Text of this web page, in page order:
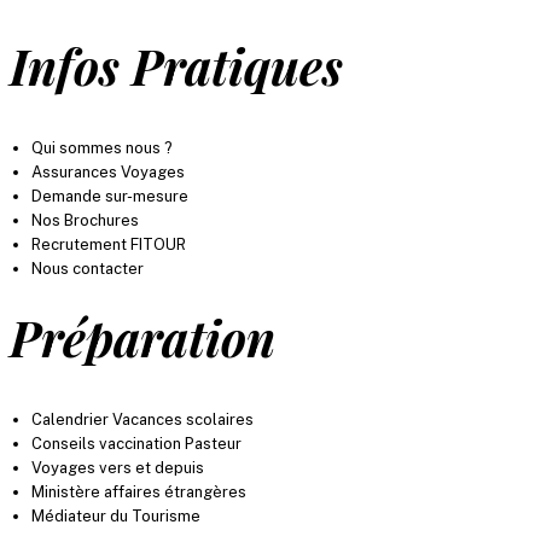
Infos Pratiques
Qui sommes nous ?
Assurances Voyages
Demande sur-mesure
Nos Brochures
Recrutement FITOUR
Nous contacter
Préparation
Calendrier Vacances scolaires
Conseils vaccination Pasteur
Voyages vers et depuis
Ministère affaires étrangères
Médiateur du Tourisme